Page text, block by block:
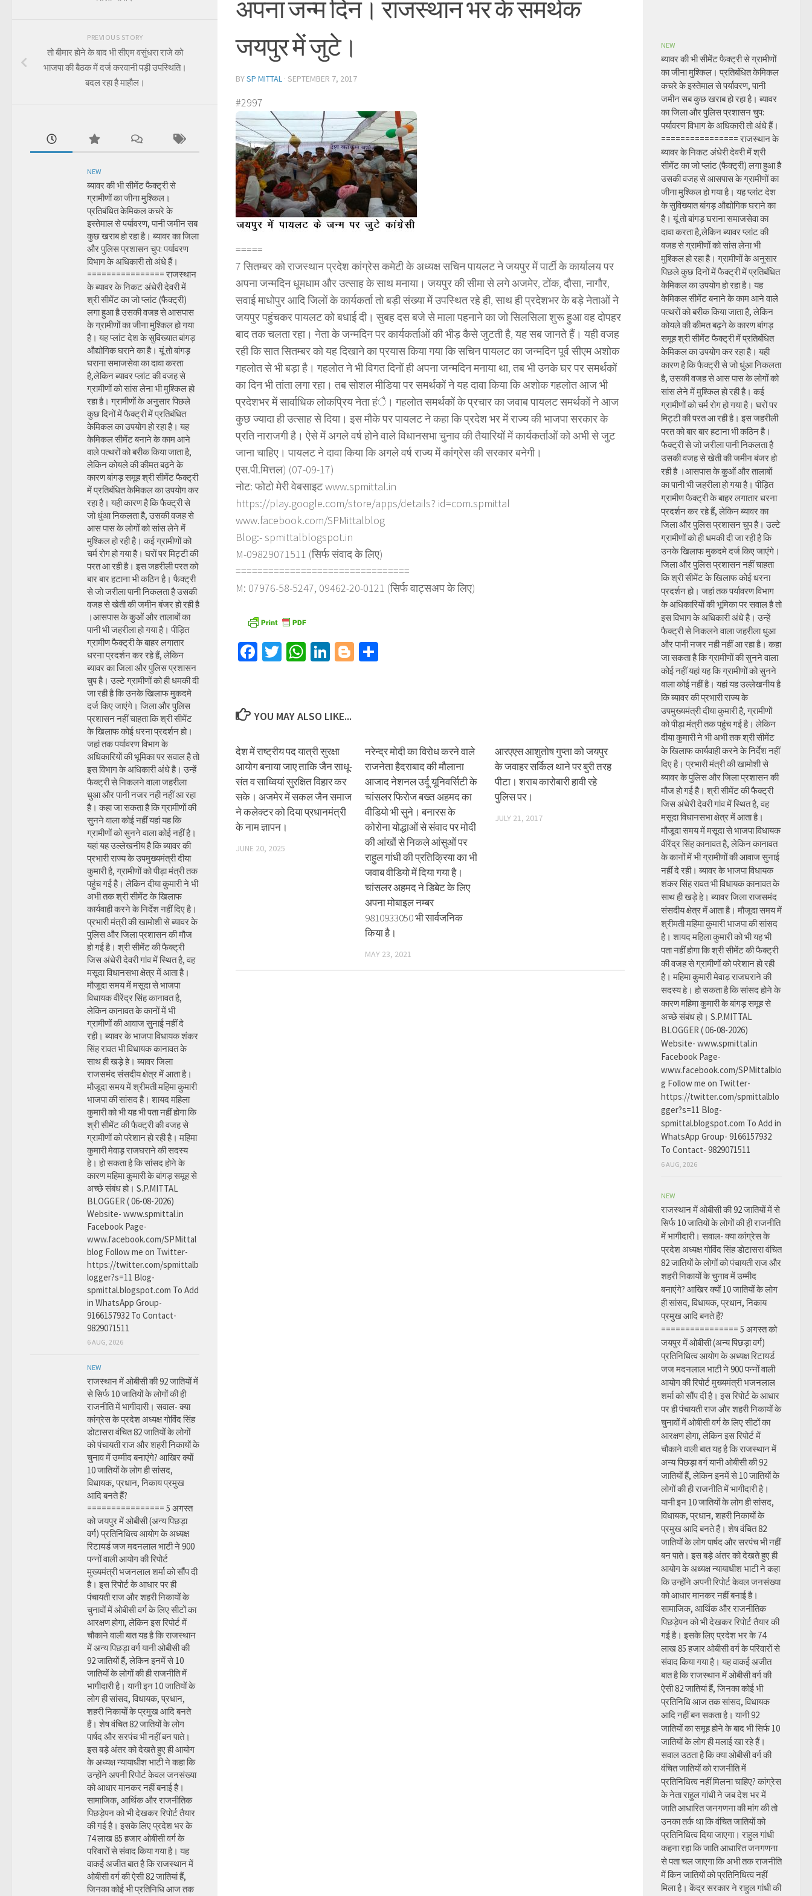
अपना जन्म दिन। राजस्थान भर के समर्थक
जयपुर में जुटे।
BYSP MITTAL · SEPTEMBER 7, 2017
#2997
=====
7 सितम्बर को राजस्थान प्रदेश कांग्रेस कमेटी के अध्यक्ष सचिन पायलट ने जयपुर में पार्टी के कार्यालय पर
अपना जन्मदिन धूमधाम और उत्साह के साथ मनाया। जयपुर की सीमा से लगे अजमेर, टोंक, दौसा, नागौर,
सवाई माधोपुर आदि जिलों के कार्यकर्ता तो बड़ी संख्या में उपस्थित रहे ही, साथ ही प्रदेशभर के बड़े नेताओं ने
जयपुर पहुंचकर पायलट को बधाई दी। सुबह दस बजे से माला पहनाने का जो सिलसिला शुरू हुआ वह दोपहर
बाद तक चलता रहा। नेता के जन्मदिन पर कार्यकर्ताओं की भीड़ कैसे जुटती है, यह सब जानते हैं। यही वजह
रही कि सात सितम्बर को यह दिखाने का प्रयास किया गया कि सचिन पायलट का जन्मदिन पूर्व सीएम अशोक
गहलोत से भी बड़ा है। गहलोत ने भी विगत दिनों ही अपना जन्मदिन मनाया था, तब भी उनके घर पर समर्थकों
का दिन भी तांता लगा रहा। तब सोशल मीडिया पर समर्थकों ने यह दावा किया कि अशोक गहलोत आज भी
प्रदेशभर में सार्वाधिक लोकप्रिय नेता हंै। गहलोत समर्थकों के प्रचार का जवाब पायलट समर्थकों ने आज
कुछ ज्यादा ही उत्साह से दिया। इस मौके पर पायलट ने कहा कि प्रदेश भर में राज्य की भाजपा सरकार के
प्रति नाराजगी है। ऐसे में अगले वर्ष होने वाले विधानसभा चुनाव की तैयारियों में कार्यकर्ताओं को अभी से जुट
जाना चाहिए। पायलट ने दावा किया कि अगले वर्ष राज्य में कांग्रेस की सरकार बनेगी।
एस.पी.मित्तल) (07-09-17)
नोट: फोटो मेरी वेबसाइट www.spmittal.in
https://play.google.com/store/apps/details? id=com.spmittal
www.facebook.com/SPMittalblog
Blog:- spmittalblogspot.in
M-09829071511 (सिर्फ संवाद के लिए)
================================
M: 07976-58-5247, 09462-20-0121 (सिर्फ वाट्सअप के लिए)
Facebook
TwitterWhatsApp
LinkedIn
Blogger
YOU MAY ALSO LIKE...
देश में राष्ट्रीय पद यात्री सुरक्षा
आयोग बनाया जाए ताकि जैन साधू-
संत व साध्वियां सुरक्षित विहार कर
सके। अजमेर में सकल जैन समाज
ने कलेक्टर को दिया प्रधान‌मंत्री
के नाम ज्ञापन।
JUNE 20, 2025
नरेन्द्र मोदी का विरोध करने वाले
राजनेता हैदराबाद की मौलाना
आजाद नेशनल उर्दू यूनिवर्सिटी के
चांसलर फिरोज बख्त अहमद का
वीडियो भी सुने। बनारस के
कोरोना योद्धाओं से संवाद पर मोदी
की आंखों से निकले आंसुओं पर
राहुल गांधी की प्रतिक्रिया का भी
जवाब वीडियो में दिया गया है।
चांसलर अहमद ने डिबेट के लिए
अपना मोबाइल नम्बर
9810933050 भी सार्वजनिक
किया है।
MAY 23, 2021
आरएएस आशुतोष गुप्ता को जयपुर
के जवाहर सर्किल थाने पर बुरी तरह
पीटा। शराब कारोबारी हावी रहे
पुलिस पर।
JULY 21, 2017
PREVIOUS STORY
तो बीमार होने के बाद भी सीएम वसुंधरा राजे को
भाजपा की बैठक में दर्ज करवानी पड़ी उपस्थिति।
बदल रहा है माहौल।
NEW
ब्यावर की भी सीमेंट फैक्ट्री से
ग्रामीणों का जीना मुश्किल।
प्रतिबंधित केमिकल कचरे के
इस्तेमाल से पर्यावरण, पानी जमीन सब
कुछ खराब हो रहा है। ब्यावर का जिला
और पुलिस प्रशासन चुप: पर्यावरण
विभाग के अधिकारी तो अंधे हैं।
================ राजस्थान
के ब्यावर के निकट अंधेरी देवरी में
श्री सीमेंट का जो प्लांट (फैक्ट्री)
लगा हुआ है उसकी वजह से आसपास
के ग्रामीणों का जीना मुश्किल हो गया
है। यह प्लांट देश के सुविख्यात बांगड़
औद्योगिक घराने का है। यूं तो बांगड़
घराना समाजसेवा का दावा करता
है,लेकिन ब्यावर प्लांट की वजह से
ग्रामीणों को सांस लेना भी मुश्किल हो
रहा है। ग्रामीणों के अनुसार पिछले
कुछ दिनों में फैक्ट्री में प्रतिबंधित
केमिकल का उपयोग हो रहा है। यह
केमिकल सीमेंट बनाने के काम आने
वाले पत्थरों को बरीक किया जाता है,
लेकिन कोयले की कीमत बढ़ने के
कारण बांगड़ समूह श्री सीमेंट फैक्ट्री
में प्रतिबंधित केमिकल का उपयोग कर
रहा है। यही कारण है कि फैक्ट्री से
जो धुंआ निकलता है, उसकी वजह से
आस पास के लोगों को सांस लेने में
मुश्किल हो रही है। कई ग्रामीणों को
चर्म रोग हो गया है। घरों पर मिट्टी की
परत आ रही है। इस जहरीली परत को
बार बार हटाना भी कठिन है। फैक्ट्री
से जो जरीला पानी निकलता है उसकी
वजह से खेती की जमीन बंजर हो रही है
।आसपास के कुओं और तालाबों का
पानी भी जहरीला हो गया है। पीड़ित
ग्रामीण फैक्ट्री के बाहर लगातार
धरना प्रदर्शन कर रहे हैं, लेकिन
ब्यावर का जिला और पुलिस प्रशासन
चुप है। उल्टे ग्रामीणों को ही धमकी दी
जा रही है कि उनके खिलाफ मुकदमे
दर्ज किए जाएंगे। जिला और पुलिस
प्रशासन नहीं चाहता कि श्री सीमेंट
के खिलाफ कोई धरना प्रदर्शन हो।
जहां तक पर्यावरण विभाग के
अधिकारियों की भूमिका पर सवाल है तो
इस विभाग के अधिकारी अंधे है। उन्हें
फैक्ट्री से निकलने वाला जहरीला
धुआ और पानी नजर नही नहीं आ रहा
है। कहा जा सकता है कि ग्रामीणों की
सुनने वाला कोई नहीं यहां यह कि
ग्रामीणों को सुनने वाला कोई नहीं है।
यहां यह उल्लेखनीय है कि ब्यावर की
प्रभारी राज्य के उपमुख्यमंत्री दीया
कुमारी है, ग्रामीणों को पीड़ा मंत्री तक
पहुंच गई है। लेकिन दीया कुमारी ने भी
अभी तक श्री सीमेंट के खिलाफ
कार्यवाही करने के निर्देश नहीं दिए है।
प्रभारी मंत्री की खामोशी से ब्यावर के
पुलिस और जिला प्रशासन की मौज
हो गई है। श्री सीमेंट की फैक्ट्री
जिस अंधेरी देवरी गांव में स्थित है, वह
मसूदा विधानसभा क्षेत्र में आता है।
मौजूदा समय में मसूदा से भाजपा
विधायक वीरेंद्र सिंह कानावत है,
लेकिन कानावत के कानों में भी
ग्रामीणों की आवाज सुनाई नहीं दे
रही। ब्यावर के भाजपा विधायक शंकर
सिंह रावत भी विधायक कानावत के
साथ ही खड़े हे। ब्यावर जिला
राजसमंद संसदीय क्षेत्र में आता है।
मौजूदा समय में श्रीमती महिमा कुमारी
भाजपा की सांसद है। शायद महिला
कुमारी को भी यह भी पता नहीं होगा कि
श्री सीमेंट की फैक्ट्री की वजह से
ग्रामीणों को परेशान हो रही है। महिमा
कुमारी मेवाड़ राजघराने की सदस्य
हे। हो सकता है कि सांसद होने के
कारण महिमा कुमारी के बांगड़ समूह से
अच्छे संबंध हो। S.P.MITTAL
BLOGGER ( 06-08-2026)
Website- www.spmittal.in
Facebook Page-
www.facebook.com/SPMittal
blog Follow me on Twitter-
https://twitter.com/spmittalb
logger?s=11 Blog-
spmittal.blogspot.com To Add
in WhatsApp Group-
9166157932 To Contact-
9829071511
6 AUG, 2026
NEW
राजस्थान में ओबीसी की 92 जातियों में
से सिर्फ 10 जातियों के लोगों की ही
राजनीति में भागीदारी। सवाल- क्या
कांग्रेस के प्रदेश अध्यक्ष गोविंद सिंह
डोटासरा वंचित 82 जातियों के लोगों
को पंचायती राज और शहरी निकायों के
चुनाव में उम्मीद बनाएंगे? आखिर क्यों
10 जातियों के लोग ही सांसद,
विधायक, प्रधान, निकाय प्रमुख
आदि बनते हैं?
================ 5 अगस्त
को जयपुर में ओबीसी (अन्य पिछड़ा
वर्ग) प्रतिनिधित्व आयोग के अध्यक्ष
रिटायर्ड जज मदनलाल भाटी ने 900
पन्नों वाली आयोग की रिपोर्ट
मुख्यमंत्री भजनलाल शर्मा को सौंप दी
है। इस रिपोर्ट के आधार पर ही
पंचायती राज और शहरी निकायों के
चुनावों में ओबीसी वर्ग के लिए सीटों का
आरक्षण होगा, लेकिन इस रिपोर्ट में
चौकाने वाली बात यह है कि राजस्थान
में अन्य पिछड़ा वर्ग यानी ओबीसी की
92 जातियों हैं, लेकिन इनमें से 10
जातियों के लोगों की ही राजनीति में
भागीदारी है। यानी इन 10 जातियों के
लोग ही सांसद, विधायक, प्रधान,
शहरी निकायों के प्रमुख आदि बनते
हैं। शेष वंचित 82 जातियों के लोग
पार्षद और सरपंच भी नहीं बन पाते।
इस बड़े अंतर को देखते हुए ही आयोग
के अध्यक्ष न्यायाधीश भाटी ने कहा कि
उन्होंने अपनी रिपोर्ट केवल जनसंख्या
को आधार मानकर नहीं बनाई है।
सामाजिक, आर्थिक और राजनीतिक
पिछड़ेपन को भी देखकर रिपोर्ट तैयार
की गई है। इसके लिए प्रदेश भर के
74 लाख 85 हजार ओबीसी वर्ग के
परिवारों से संवाद किया गया है। यह
वाकई अजीत बात है कि राजस्थान में
ओबीसी वर्ग की ऐसी 82 जातियां हैं,
जिनका कोई भी प्रतिनिधि आज तक
NEW
ब्यावर की भी सीमेंट फैक्ट्री से ग्रामीणों
का जीना मुश्किल। प्रतिबंधित केमिकल
कचरे के इस्तेमाल से पर्यावरण, पानी
जमीन सब कुछ खराब हो रहा है। ब्यावर
का जिला और पुलिस प्रशासन चुप:
पर्यावरण विभाग के अधिकारी तो अंधे हैं।
================ राजस्थान के
ब्यावर के निकट अंधेरी देवरी में श्री
सीमेंट का जो प्लांट (फैक्ट्री) लगा हुआ है
उसकी वजह से आसपास के ग्रामीणों का
जीना मुश्किल हो गया है। यह प्लांट देश
के सुविख्यात बांगड़ औद्योगिक घराने का
है। यूं तो बांगड़ घराना समाजसेवा का
दावा करता है,लेकिन ब्यावर प्लांट की
वजह से ग्रामीणों को सांस लेना भी
मुश्किल हो रहा है। ग्रामीणों के अनुसार
पिछले कुछ दिनों में फैक्ट्री में प्रतिबंधित
केमिकल का उपयोग हो रहा है। यह
केमिकल सीमेंट बनाने के काम आने वाले
पत्थरों को बरीक किया जाता है, लेकिन
कोयले की कीमत बढ़ने के कारण बांगड़
समूह श्री सीमेंट फैक्ट्री में प्रतिबंधित
केमिकल का उपयोग कर रहा है। यही
कारण है कि फैक्ट्री से जो धुंआ निकलता
है, उसकी वजह से आस पास के लोगों को
सांस लेने में मुश्किल हो रही है। कई
ग्रामीणों को चर्म रोग हो गया है। घरों पर
मिट्टी की परत आ रही है। इस जहरीली
परत को बार बार हटाना भी कठिन है।
फैक्ट्री से जो जरीला पानी निकलता है
उसकी वजह से खेती की जमीन बंजर हो
रही है ।आसपास के कुओं और तालाबों
का पानी भी जहरीला हो गया है। पीड़ित
ग्रामीण फैक्ट्री के बाहर लगातार धरना
प्रदर्शन कर रहे हैं, लेकिन ब्यावर का
जिला और पुलिस प्रशासन चुप है। उल्टे
ग्रामीणों को ही धमकी दी जा रही है कि
उनके खिलाफ मुकदमे दर्ज किए जाएंगे।
जिला और पुलिस प्रशासन नहीं चाहता
कि श्री सीमेंट के खिलाफ कोई धरना
प्रदर्शन हो। जहां तक पर्यावरण विभाग
के अधिकारियों की भूमिका पर सवाल है तो
इस विभाग के अधिकारी अंधे है। उन्हें
फैक्ट्री से निकलने वाला जहरीला धुआ
और पानी नजर नही नहीं आ रहा है। कहा
जा सकता है कि ग्रामीणों की सुनने वाला
कोई नहीं यहां यह कि ग्रामीणों को सुनने
वाला कोई नहीं है। यहां यह उल्लेखनीय है
कि ब्यावर की प्रभारी राज्य के
उपमुख्यमंत्री दीया कुमारी है, ग्रामीणों
को पीड़ा मंत्री तक पहुंच गई है। लेकिन
दीया कुमारी ने भी अभी तक श्री सीमेंट
के खिलाफ कार्यवाही करने के निर्देश नहीं
दिए है। प्रभारी मंत्री की खामोशी से
ब्यावर के पुलिस और जिला प्रशासन की
मौज हो गई है। श्री सीमेंट की फैक्ट्री
जिस अंधेरी देवरी गांव में स्थित है, वह
मसूदा विधानसभा क्षेत्र में आता है।
मौजूदा समय में मसूदा से भाजपा विधायक
वीरेंद्र सिंह कानावत है, लेकिन कानावत
के कानों में भी ग्रामीणों की आवाज सुनाई
नहीं दे रही। ब्यावर के भाजपा विधायक
शंकर सिंह रावत भी विधायक कानावत के
साथ ही खड़े हे। ब्यावर जिला राजसमंद
संसदीय क्षेत्र में आता है। मौजूदा समय में
श्रीमती महिमा कुमारी भाजपा की सांसद
है। शायद महिला कुमारी को भी यह भी
पता नहीं होगा कि श्री सीमेंट की फैक्ट्री
की वजह से ग्रामीणों को परेशान हो रही
है। महिमा कुमारी मेवाड़ राजघराने की
सदस्य हे। हो सकता है कि सांसद होने के
कारण महिमा कुमारी के बांगड़ समूह से
अच्छे संबंध हो। S.P.MITTAL
BLOGGER ( 06-08-2026)
Website- www.spmittal.in
Facebook Page-
www.facebook.com/SPMittalblo
g Follow me on Twitter-
https://twitter.com/spmittalblo
gger?s=11 Blog-
spmittal.blogspot.com To Add in
WhatsApp Group- 9166157932
To Contact- 9829071511
6 AUG, 2026
NEW
राजस्थान में ओबीसी की 92 जातियों में से
सिर्फ 10 जातियों के लोगों की ही राजनीति
में भागीदारी। सवाल- क्या कांग्रेस के
प्रदेश अध्यक्ष गोविंद सिंह डोटासरा वंचित
82 जातियों के लोगों को पंचायती राज और
शहरी निकायों के चुनाव में उम्मीद
बनाएंगे? आखिर क्यों 10 जातियों के लोग
ही सांसद, विधायक, प्रधान, निकाय
प्रमुख आदि बनते हैं?
================ 5 अगस्त को
जयपुर में ओबीसी (अन्य पिछड़ा वर्ग)
प्रतिनिधित्व आयोग के अध्यक्ष रिटायर्ड
जज मदनलाल भाटी ने 900 पन्नों वाली
आयोग की रिपोर्ट मुख्यमंत्री भजनलाल
शर्मा को सौंप दी है। इस रिपोर्ट के आधार
पर ही पंचायती राज और शहरी निकायों के
चुनावों में ओबीसी वर्ग के लिए सीटों का
आरक्षण होगा, लेकिन इस रिपोर्ट में
चौकाने वाली बात यह है कि राजस्थान में
अन्य पिछड़ा वर्ग यानी ओबीसी की 92
जातियों हैं, लेकिन इनमें से 10 जातियों के
लोगों की ही राजनीति में भागीदारी है।
यानी इन 10 जातियों के लोग ही सांसद,
विधायक, प्रधान, शहरी निकायों के
प्रमुख आदि बनते हैं। शेष वंचित 82
जातियों के लोग पार्षद और सरपंच भी नहीं
बन पाते। इस बड़े अंतर को देखते हुए ही
आयोग के अध्यक्ष न्यायाधीश भाटी ने कहा
कि उन्होंने अपनी रिपोर्ट केवल जनसंख्या
को आधार मानकर नहीं बनाई है।
सामाजिक, आर्थिक और राजनीतिक
पिछड़ेपन को भी देखकर रिपोर्ट तैयार की
गई है। इसके लिए प्रदेश भर के 74
लाख 85 हजार ओबीसी वर्ग के परिवारों से
संवाद किया गया है। यह वाकई अजीत
बात है कि राजस्थान में ओबीसी वर्ग की
ऐसी 82 जातियां हैं, जिनका कोई भी
प्रतिनिधि आज तक सांसद, विधायक
आदि नहीं बन सकता है। यानी 92
जातियों का समूह होने के बाद भी सिर्फ 10
जातियों के लोग ही मलाई खा रहे हैं।
सवाल उठता है कि क्या ओबीसी वर्ग की
वंचित जातियों को राजनीति में
प्रतिनिधित्व नहीं मिलना चाहिए? कांग्रेस
के नेता राहुल गांधी ने जब देश भर में
जाति आधारित जनगणना की मांग की तो
उनका तर्क था कि वंचित जातियों को
प्रतिनिधित्व दिया जाएगा। राहुल गांधी
कहना रहा कि जाति आधारित जनगणना
से पता चल जाएगा कि अभी तक राजनीति
में किन जातियों को प्रतिनिधित्व नहीं
मिला है। केंद्र सरकार ने राहुल गांधी की